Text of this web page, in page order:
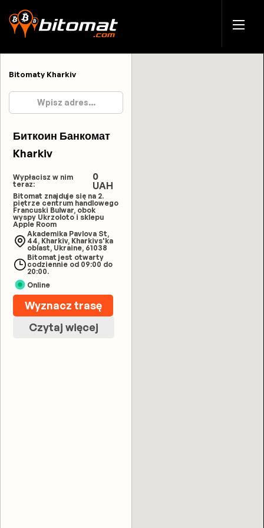
Bitomaty Kharkiv
Биткоин Банкомат
Kharkiv
Wypłacisz w nim
teraz:
0
UAH
Bitomat znajduje się na 2.
piętrze centrum handlowego
Francuski Bulwar, obok
wyspy Ukrzoloto i sklepu
Apple Room
Akademika Pavlova St,
44, Kharkiv, Kharkivs'ka
oblast, Ukraine, 61038
Bitomat jest otwarty
codziennie od 09:00 do
20:00.
Online
Wyznacz trasę
Czytaj więcej